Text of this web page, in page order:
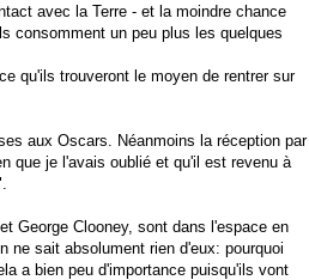
avec la Terre - et la moindre chance
consomment un peu plus les quelques
qu'ils trouveront le moyen de rentrer sur
aux Oscars. Néanmoins la réception par
que je l'avais oublié et qu'il est revenu à
George Clooney, sont dans l'espace en
ne sait absolument rien d'eux: pourquoi
a bien peu d'importance puisqu'ils vont